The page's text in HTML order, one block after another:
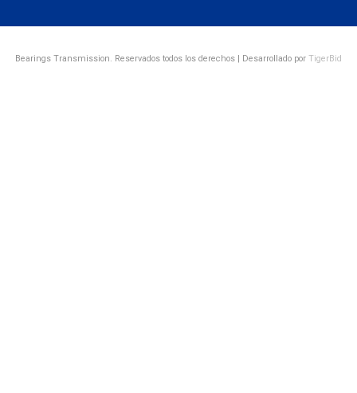
Bearings Transmission. Reservados todos los derechos | Desarrollado por TigerBid